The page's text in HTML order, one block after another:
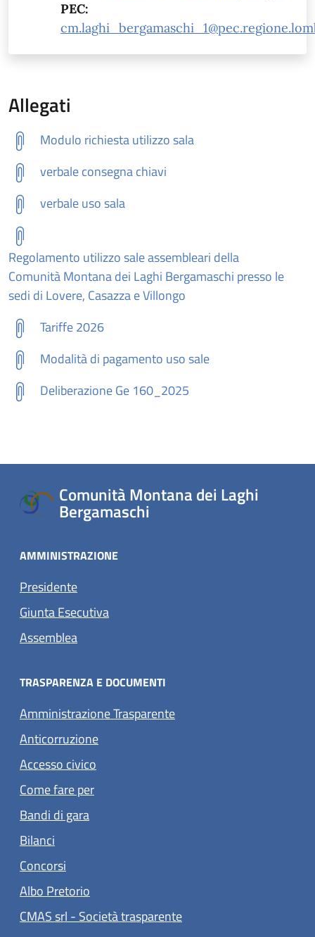
PEC:
Allegati
Modulo richiesta utilizzo sala
verbale consegna chiavi
verbale uso sala
Regolamento utilizzo sale assembleari della
Comunità Montana dei Laghi Bergamaschi presso le
sedi di Lovere, Casazza e Villongo
Tariffe 2026
Modalità di pagamento uso sale
Deliberazione Ge 160_2025
Comunità Montana dei Laghi
Bergamaschi
AMMINISTRAZIONE
Presidente
Giunta Esecutiva
Assemblea
TRASPARENZA E DOCUMENTI
Amministrazione Trasparente
Anticorruzione
Accesso civico
Come fare per
Bandi di gara
Bilanci
Concorsi
Albo Pretorio
CMAS srl - Società trasparente(apre in un'altra scheda).